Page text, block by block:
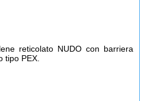
reticolato NUDO con barriera
tipo PEX.